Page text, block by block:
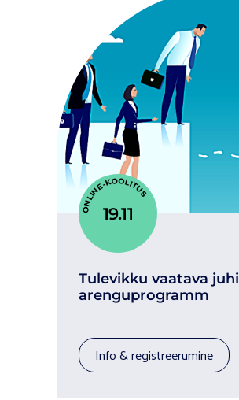
Tulevikku vaatava juhi
arenguprogramm
info & registreerumine
ONLINE-KOOLITUS
19.11